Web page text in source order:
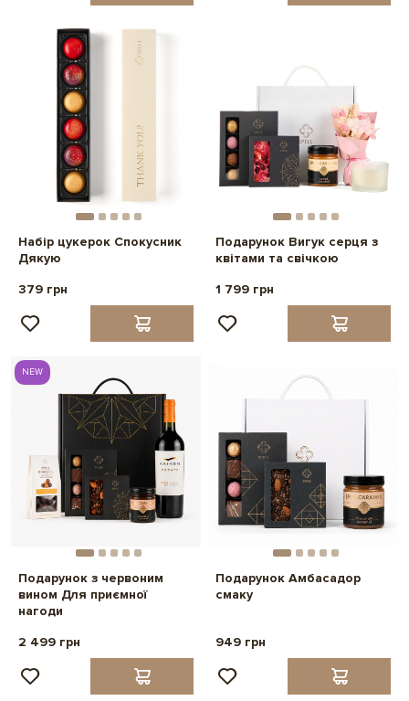
Набір цукерок Спокусник
Дякую
379 грн
Подарунок Вигук серця з
квітами та свічкою
1 799 грн
NEW
Подарунок з червоним
вином Для приємної
нагоди
2 499 грн
Подарунок Амбасадор
смаку
949 грн